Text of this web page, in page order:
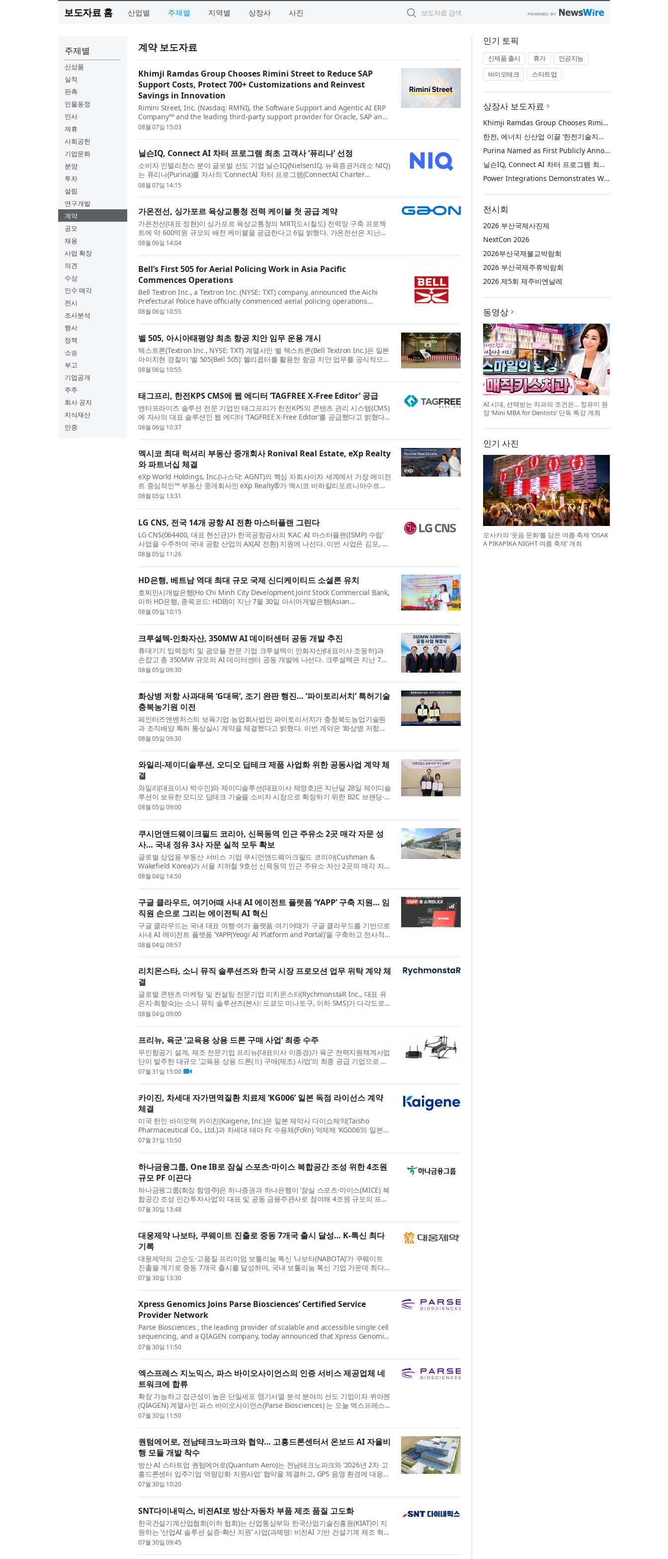
보도자료 홈 산업별 주제별 지역별 상장사 사진
주제별
신상품
실적
판촉
인물동정
인사
제휴
사회공헌
기업문화
분양
투자
설립
연구개발
계약
공모
채용
사업 확장
의견
수상
인수 매각
전시
조사분석
행사
정책
소송
부고
기업공개
주주
회사 공지
지식재산
인증
계약 보도자료
Khimji Ramdas Group Chooses Rimini Street to Reduce SAP
Support Costs, Protect 700+ Customizations and Reinvest
Savings in Innovation
Rimini Street, Inc. (Nasdaq: RMNI), the Software Support and Agentic AI ERP
Company™ and the leading third-party support provider for Oracle, SAP and
VMware software, today announced that Khimji Ramdas Group...
08월 07일 15:03
닐슨IQ, Connect AI 차터 프로그램 최초 고객사 ‘퓨리나’ 선정
소비자 인텔리전스 분야 글로벌 선도 기업 닐슨IQ(NielsenIQ, 뉴욕증권거래소 NIQ)
는 퓨리나(Purina)를 자사의 ‘ConnectAI 차터 프로그램(ConnectAI Charter
Program)’의 최초 고객사로 선정했다고 발표했다. 이번 발표는 ...
08월 07일 14:15
가온전선, 싱가포르 육상교통청 전력 케이블 첫 공급 계약
가온전선(대표 정현)이 싱가포르 육상교통청의 MRT(도시철도) 전력망 구축 프로젝
트에 약 600억원 규모의 배전 케이블을 공급한다고 6일 밝혔다. 가온전선은 지난해
육상교통청 벤더 등록 후 첫 수주를 확보하며, 향후 MRT...
08월 06일 14:04
Bell’s First 505 for Aerial Policing Work in Asia Pacific
Commences Operations
Bell Textron Inc., a Textron Inc. (NYSE: TXT) company, announced the Aichi
Prefectural Police have officially commenced aerial policing operations
utilizing the Bell 505, marking a landmark moment for aviati...
08월 06일 10:55
벨 505, 아시아태평양 최초 항공 치안 임무 운용 개시
텍스트론(Textron Inc., NYSE: TXT) 계열사인 벨 텍스트론(Bell Textron Inc.)은 일본
아이치현 경찰이 ‘벨 505(Bell 505)’ 헬리콥터를 활용한 항공 치안 업무를 공식적으로
시작했다고 발표했다. 이는 아시아태평양 지역 ...
08월 06일 10:55
태그프리, 한전KPS CMS에 웹 에디터 ‘TAGFREE X-Free Editor’ 공급
엔터프라이즈 솔루션 전문 기업인 태그프리가 한전KPS의 콘텐츠 관리 시스템(CMS)
에 자사의 대표 솔루션인 웹 에디터 ‘TAGFREE X-Free Editor’를 공급했다고 밝혔다.
이번 공급을 통해 한전KPS는 CMS 내 웹 콘텐츠 작성 및 ...
08월 06일 10:37
멕시코 최대 럭셔리 부동산 중개회사 Ronival Real Estate, eXp Realty
와 파트너십 체결
eXp World Holdings, Inc.(나스닥: AGNT)의 핵심 자회사이자 세계에서 가장 에이전
트 중심적인™ 부동산 중개회사인 eXp Realty®가 멕시코 바하칼리포르니아수르
(Baja California Sur) 지역에서 거래 건수 기준 1위 부동산 ...
08월 05일 13:31
LG CNS, 전국 14개 공항 AI 전환 마스터플랜 그린다
LG CNS(064400, 대표 현신균)가 한국공항공사의 ‘KAC AI 마스터플랜(ISMP) 수립’
사업을 수주하며 국내 공항 산업의 AX(AI 전환) 지원에 나선다. 이번 사업은 김포, 김
해, 제주 등 전국 14개 공항 운영 전반에 AI를 적용하...
08월 05일 11:26
HD은행, 베트남 역대 최대 규모 국제 신디케이티드 소셜론 유치
호찌민시개발은행(Ho Chi Minh City Development Joint Stock Commercial Bank,
이하 HD은행, 종목코드: HDB)이 지난 7월 30일 아시아개발은행(Asian
Development Bank), 스탠다드차타드(Standard Chartered) 및 기타 국제 ...
08월 05일 10:15
크루셜텍-인화자산, 350MW AI 데이터센터 공동 개발 추진
휴대기기 입력장치 및 광모듈 전문 기업 크루셜텍이 인화자산(대표이사 조동하)과
손잡고 총 350MW 규모의 AI 데이터센터 공동 개발에 나선다. 크루셜텍은 지난 7월
30일 본사 회의실에서 인화자산과 ‘350MW AI 데이터센터 ...
08월 05일 09:30
화상병 저항 사과대목 ‘G대목’, 조기 완판 행진… ‘파이토리서치’ 특허기술
충북농기원 이전
페인터즈앤벤처스의 보육기업 농업회사법인 파이토리서치가 충청북도농업기술원
과 조직배양 특허 통상실시 계약을 체결했다고 밝혔다. 이번 계약은 ‘화상병 저항성
사과대목 기내 대량증식 배양 방법’에 대한 조직배양 특허...
08월 05일 09:30
와일리-제이디솔루션, 오디오 딥테크 제품 사업화 위한 공동사업 계약 체
결
와일리(대표이사 박수인)와 제이디솔루션(대표이사 제영호)은 지난달 28일 제이디솔
루션이 보유한 오디오 딥테크 기술을 소비자 시장으로 확장하기 위한 B2C 브랜딩·마
케팅·유통 공동사업 계약을 체결했다고 5일 밝혔다. 이...
08월 05일 09:00
쿠시먼앤드웨이크필드 코리아, 신목동역 인근 주유소 2곳 매각 자문 성
사… 국내 정유 3사 자문 실적 모두 확보
글로벌 상업용 부동산 서비스 기업 쿠시먼앤드웨이크필드 코리아(Cushman &
Wakefield Korea)가 서울 지하철 9호선 신목동역 인근 주유소 자산 2곳의 매각 자문
을 모두 수행했다고 밝혔다. 쿠시먼앤드웨이크필드 코리아는 ...
08월 04일 14:50
구글 클라우드, 여기어때 사내 AI 에이전트 플랫폼 ‘YAPP’ 구축 지원… 임
직원 손으로 그리는 에이전틱 AI 혁신
구글 클라우드는 국내 대표 여행·여가 플랫폼 여기어때가 구글 클라우드를 기반으로
사내 AI 에이전트 플랫폼 ‘YAPP(Yeogi AI Platform and Portal)’을 구축하고 전사적
혁신을 이끌고 있다고 밝혔다. 여기어때는 비즈니스 ...
08월 04일 09:57
리치몬스타, 소니 뮤직 솔루션즈와 한국 시장 프로모션 업무 위탁 계약 체
결
글로벌 콘텐츠 마케팅 및 컨설팅 전문기업 리치몬스타(RychmonstaR Inc., 대표 유
은지·최향숙)는 소니 뮤직 솔루션즈(본사: 도쿄도 미나토구, 이하 SMS)가 다각도로
전개하는 이벤트 솔루션 사업 중 올여름 이후 일본 국내...
08월 04일 09:00
프리뉴, 육군 ‘교육용 상용 드론 구매 사업’ 최종 수주
무인항공기 설계, 제조 전문기업 프리뉴(대표이사 이종경)가 육군 전력지원체계사업
단이 발주한 대규모 ‘교육용 상용 드론(Ⅱ) 구매(제조) 사업’의 최종 공급 기업으로 선
정돼 계약을 체결했다고 31일 밝혔다. 이번 사업은 ...
07월 31일 15:00
카이진, 차세대 자가면역질환 치료제 ‘KG006’ 일본 독점 라이선스 계약
체결
미국 한인 바이오텍 카이진(Kaigene, Inc.)은 일본 제약사 다이쇼제약(Taisho
Pharmaceutical Co., Ltd.)과 차세대 태아 Fc 수용체(FcRn) 억제제 ‘KG006’의 일본
내 독점 개발 및 상업화를 위한 라이선스 계약을 체결했다고...
07월 31일 10:50
하나금융그룹, One IB로 잠실 스포츠·마이스 복합공간 조성 위한 4조원
규모 PF 이끈다
하나금융그룹(회장 함영주)은 하나증권과 하나은행이 ‘잠실 스포츠·마이스(MICE) 복
합공간 조성 민간투자사업’의 대표 및 공동 금융주관사로 참여해 4조원 규모의 프로
젝트파이낸싱(PF)을 추진한다고 30일 밝혔다. 서울시와...
07월 30일 13:48
대웅제약 나보타, 쿠웨이트 진출로 중동 7개국 출시 달성… K-톡신 최다
기록
대웅제약의 고순도·고품질 프리미엄 보툴리눔 톡신 ‘나보타(NABOTA)’가 쿠웨이트
진출을 계기로 중동 7개국 출시를 달성하며, 국내 보툴리눔 톡신 기업 가운데 최다
기록을 세웠다. 대웅제약(대표 이창재·박성수)은 2026년 ...
07월 30일 13:30
Xpress Genomics Joins Parse Biosciences’ Certified Service
Provider Network
Parse Biosciences , the leading provider of scalable and accessible single cell
sequencing, and a QIAGEN company, today announced that Xpress Genomics
has joined its Certified Service Provider (CSP) program,...
07월 30일 11:50
엑스프레스 지노믹스, 파스 바이오사이언스의 인증 서비스 제공업체 네
트워크에 합류
확장 가능하고 접근성이 높은 단일세포 염기서열 분석 분야의 선도 기업이자 퀴아젠
(QIAGEN) 계열사인 파스 바이오사이언스(Parse Biosciences) 는 오늘 엑스프레스
지노믹스(Xpress Genomics) 가 자사의 인증 서비스 제공...
07월 30일 11:50
퀀텀에어로, 전남테크노파크와 협약… 고흥드론센터서 온보드 AI 자율비
행 모듈 개발 착수
방산 AI 스타트업 퀀텀에어로(Quantum Aero)는 전남테크노파크와 ‘2026년 2차 고
흥드론센터 입주기업 역량강화 지원사업’ 협약을 체결하고, GPS 음영 환경에 대응하
는 온보드 AI 자율비행 드론 개발에 착수했다고 밝혔다. ...
07월 30일 10:20
SNT다이내믹스, 비전AI로 방산·자동차 부품 제조 품질 고도화
한국건설기계산업협회(이하 협회)는 산업통상부와 한국산업기술진흥원(KIAT)이 지
원하는 ‘산업AI 솔루션 실증·확산 지원’ 사업(과제명: 비전AI 기반 건설기계 제조 혁신
을 위한 산업AI 솔루션 실증·확산 사업)의 주관기관으...
07월 30일 09:45
인기 토픽
신제품 출시 휴가
인공지능
바이오테크
스타트업
상장사 보도자료
Khimji Ramdas Group Chooses Rimini Street to Reduce SAP Support Costs, Protect 700+ Customizations and Reinvest Savings in Innovation
한전, 에너지 신산업 이끌 ‘한전기술지주’ 공식 출범
Purina Named as First Publicly Announced NIQ ConnectAI Charter Client
닐슨IQ, Connect AI 차터 프로그램 최초 고객사 ‘퓨리나’ 선정
Power Integrations Demonstrates World’s First 2200 V GaN Technology for Next-Era High-Voltage Power Systems
전시회
2026 부산국제사진제
NextCon 2026
2026부산국제불교박람회
2026 부산국제주류박람회
2026 제5회 제주비엔날레
동영상
AI 시대, 선택받는 치과의 조건은… 정유미 원
장 ‘Mini MBA for Dentists’ 단독 특강 개최
인기 사진
오사카의 ‘웃음 문화’를 담은 여름 축제 ‘OSAK
A PIKAPIKA NIGHT 여름 축제’ 개최